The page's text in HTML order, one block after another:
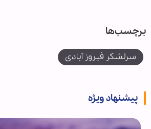
برچسب‌ها
سرلشکر فیروز آبادی
پیشنهاد ویژه